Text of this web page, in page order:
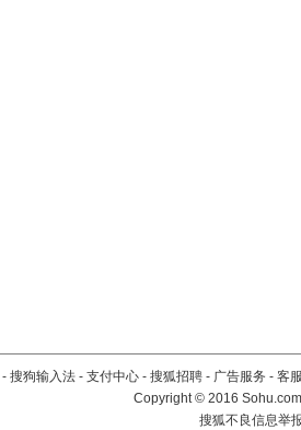
- 搜狗输入法 - 支付中心 - 搜狐招聘 - 广告服务 - 客
Copyright©2016
搜狐不良信息举